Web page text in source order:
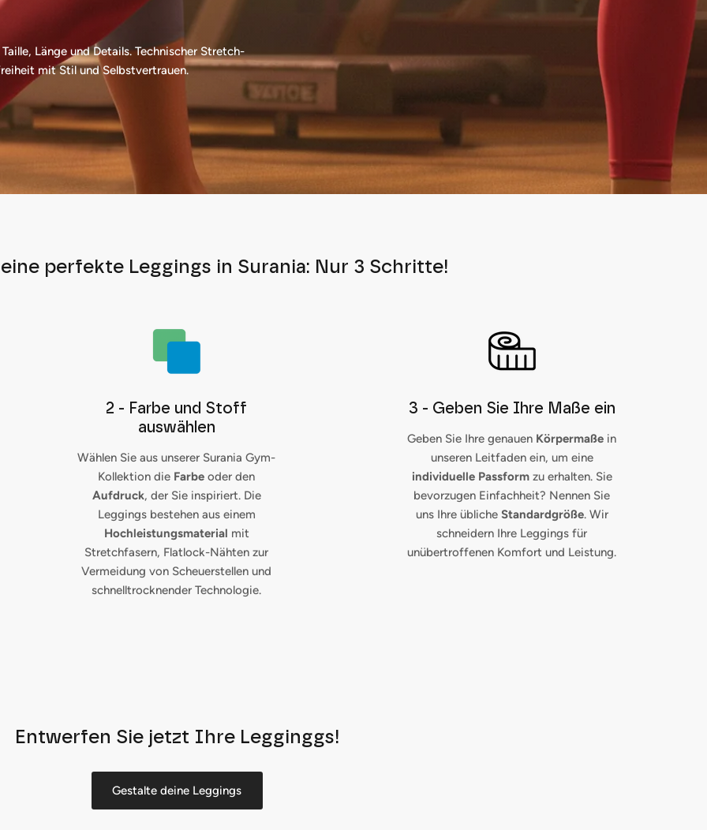
Länge und Details. Technischer Stretch-
mit Stil und Selbstvertrauen.
perfekte Leggings in Surania: Nur 3 Schritte!
2 - Farbe und Stoff
auswählen
Wählen Sie aus unserer Surania Gym-
Kollektion die Farbe oder den
Aufdruck, der Sie inspiriert. Die
Leggings bestehen aus einem
Hochleistungsmaterial mit
Stretchfasern, Flatlock-Nähten zur
Vermeidung von Scheuerstellen und
schnelltrocknender Technologie.
3 - Geben Sie Ihre Maße ein
Geben Sie Ihre genauen Körpermaße in
unseren Leitfaden ein, um eine
individuelle Passformzu erhalten. Sie
bevorzugen Einfachheit? Nennen Sie
uns Ihre übliche Standardgröße. Wir
schneidern Ihre Leggings für
unübertroffenen Komfort und Leistung.
Entwerfen Sie jetzt Ihre Legginggs!
Gestalte deine Leggings